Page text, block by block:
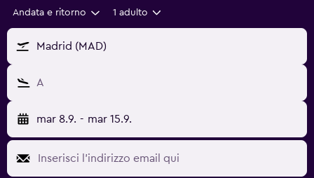
Andata e ritorno 1 adulto
Madrid (MAD)
A
mar 8.9. - mar 15.9.